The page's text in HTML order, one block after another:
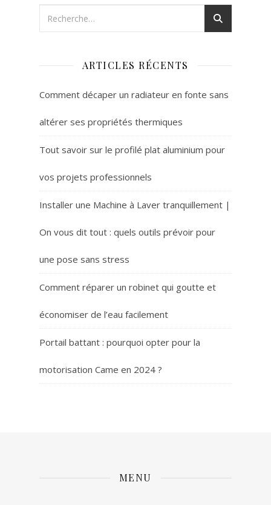
ARTICLES RÉCENTS
Comment décaper un radiateur en fonte sans
altérer ses propriétés thermiques
Tout savoir sur le profilé plat aluminium pour
vos projets professionnels
Installer une Machine à Laver tranquillement |
On vous dit tout : quels outils prévoir pour
une pose sans stress
Comment réparer un robinet qui goutte et
économiser de l’eau facilement
Portail battant : pourquoi opter pour la
motorisation Came en 2024 ?
MENU